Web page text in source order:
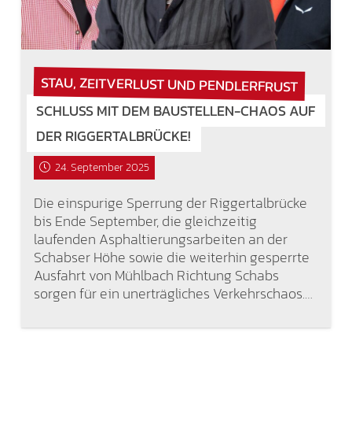
STAU, ZEITVERLUST UND PENDLERFRUST
SCHLUSS MIT DEM BAUSTELLEN-CHAOS AUF
DER RIGGERTALBRÜCKE!
24. September 2025
Die einspurige Sperrung der Riggertalbrücke
bis Ende September, die gleichzeitig
laufenden Asphaltierungsarbeiten an der
Schabser Höhe sowie die weiterhin gesperrte
Ausfahrt von Mühlbach Richtung Schabs
sorgen für ein unerträgliches Verkehrschaos.…